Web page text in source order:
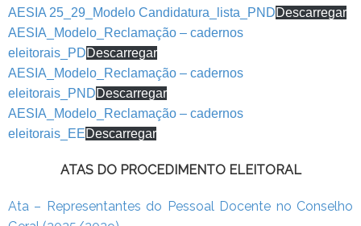
AESIA 25_29_Modelo Candidatura_lista_PNDDescarregar
AESIA_Modelo_Reclamação – cadernos
eleitorais_PDDescarregar
AESIA_Modelo_Reclamação – cadernos
eleitorais_PNDDescarregar
AESIA_Modelo_Reclamação – cadernos
eleitorais_EEDescarregar
ATAS DO PROCEDIMENTO ELEITORAL
Ata – Representantes do Pessoal Docente no Conselho